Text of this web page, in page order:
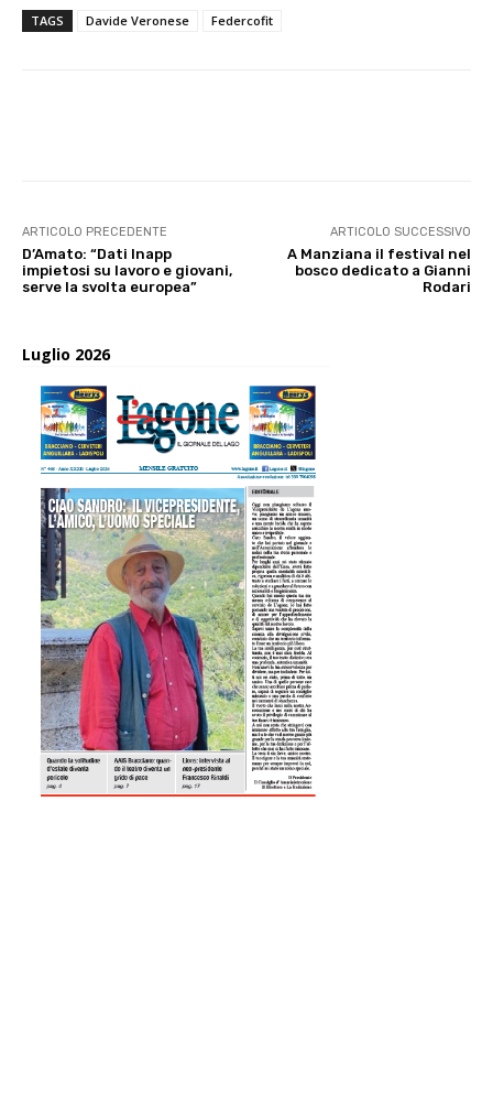
TAGS Davide Veronese Federcofit
ARTICOLO PRECEDENTE
D’Amato: “Dati Inapp
impietosi su lavoro e giovani,
serve la svolta europea”
ARTICOLO SUCCESSIVO
A Manziana il festival nel
bosco dedicato a Gianni
Rodari
Luglio 2026